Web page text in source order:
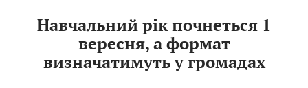
Навчальний рік почнеться 1
вересня, а формат
визначатимуть у громадах